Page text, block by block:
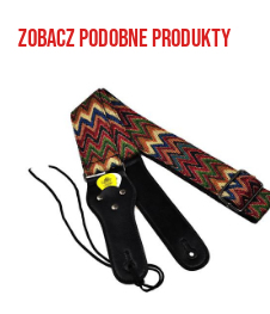
Zobacz podobne produkty